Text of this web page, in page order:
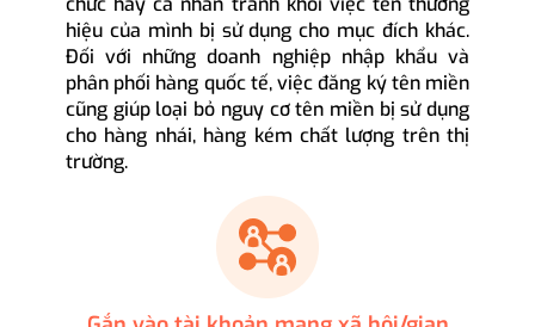
hiệu của mình bị sử dụng cho mục đích khác.
Đối với những doanh nghiệp nhập khẩu và
phân phối hàng quốc tế, việc đăng ký tên miền
cũng giúp loại bỏ nguy cơ tên miền bị sử dụng
cho hàng nhái, hàng kém chất lượng trên thị
trường.